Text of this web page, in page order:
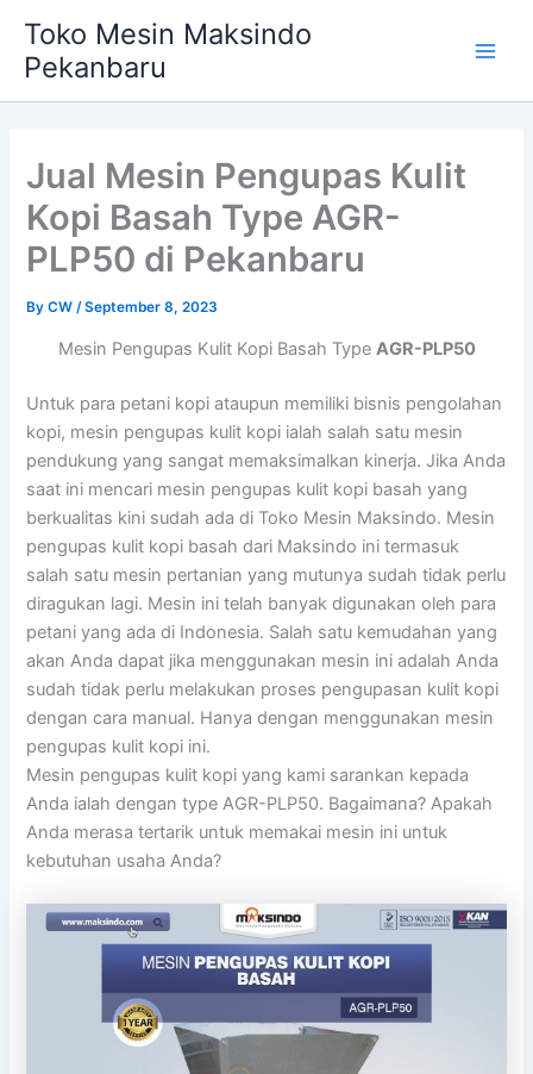
content
Toko Mesin Maksindo
Pekanbaru
Jual Mesin Pengupas Kulit
Kopi Basah Type AGR-
PLP50 di Pekanbaru
ByCW/September 8, 2023
Mesin Pengupas Kulit Kopi Basah Type AGR-PLP50
Untuk para petani kopi ataupun memiliki bisnis pengolahan
kopi, mesin pengupas kulit kopi ialah salah satu mesin
pendukung yang sangat memaksimalkan kinerja. Jika Anda
saat ini mencari mesin pengupas kulit kopi basah yang
berkualitas kini sudah ada di Toko Mesin Maksindo. Mesin
pengupas kulit kopi basah dari Maksindo ini termasuk
salah satu mesin pertanian yang mutunya sudah tidak perlu
diragukan lagi. Mesin ini telah banyak digunakan oleh para
petani yang ada di Indonesia. Salah satu kemudahan yang
akan Anda dapat jika menggunakan mesin ini adalah Anda
sudah tidak perlu melakukan proses pengupasan kulit kopi
dengan cara manual. Hanya dengan menggunakan mesin
pengupas kulit kopi ini.
Mesin pengupas kulit kopi yang kami sarankan kepada
Anda ialah dengan type AGR-PLP50. Bagaimana? Apakah
Anda merasa tertarik untuk memakai mesin ini untuk
kebutuhan usaha Anda?